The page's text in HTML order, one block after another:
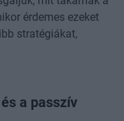
érdemes ezeket
stratégiákat,
a passzív